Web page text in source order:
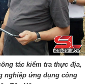
tác kiểm tra thực địa,
nghiệp ứng dụng công